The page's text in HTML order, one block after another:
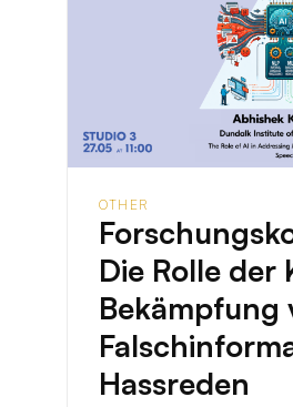
OTHER
Die Rolle der
Bekämpfung
Hassreden